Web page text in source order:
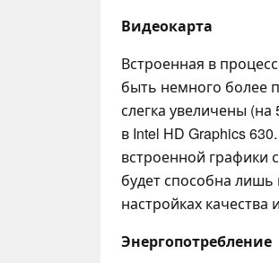
Видеокарта
Встроенная в
быть немного более
слегка увеличены
в Intel HD Graphics
встроенной графики
будет способна
настройках качества
Энергопотребление